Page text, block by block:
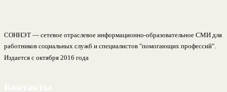
СОННЭТ — сетевое отраслевое информационно-образовательное СМИ для
работников социальных служб и специалистов "помогающих профессий".
Издается с октября 2016 года